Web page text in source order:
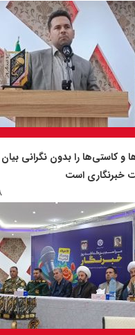
و کاستی‌ها را بدون نگرانی بیان
خبرنگاری است